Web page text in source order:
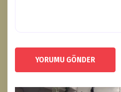
YORUMU GÖNDER